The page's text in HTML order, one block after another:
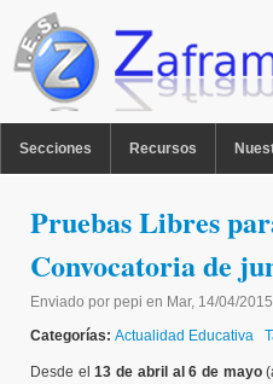
Pasar al contenido principal
Secciones Recursos
Pruebas Libres
Convocatoria de
Enviado por pepi en Mar, 14/04/
Categorías: Actualidad Educativa
Desde el13 de abril al 6 de mayo